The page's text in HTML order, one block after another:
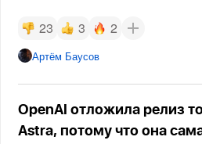
23 3 2
Артём Баусов
OpenAI отложила релиз
Astra, потому что она